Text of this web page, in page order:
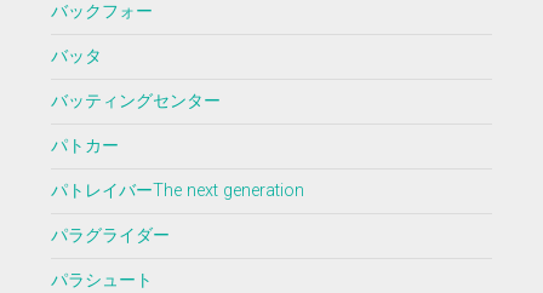
バックフォー
バッタ
バッティングセンター
パトカー
パトレイバーThe next generation
パラグライダー
パラシュート